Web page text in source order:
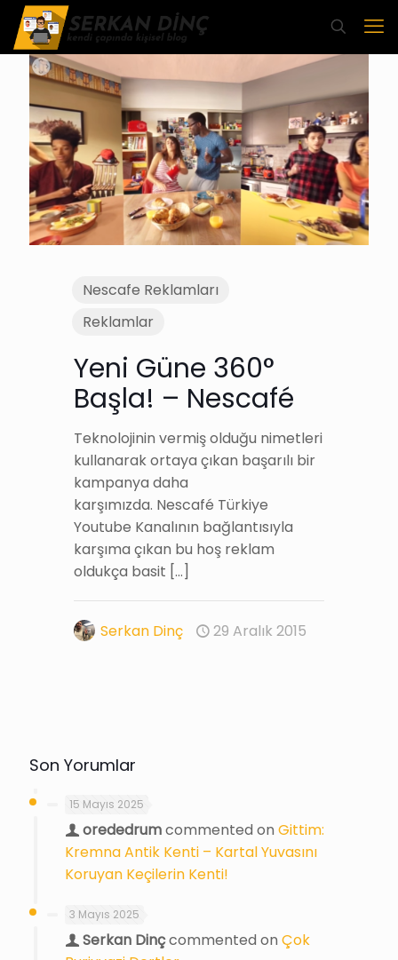
Nescafe Reklamları
Reklamlar
Yeni Güne 360°
Başla! – Nescafé
Teknolojinin vermiş olduğu nimetleri
kullanarak ortaya çıkan başarılı bir
kampanya daha
karşımızda. Nescafé Türkiye
Youtube Kanalının bağlantısıyla
karşıma çıkan bu hoş reklam
oldukça basit […]
Serkan Dinç 29 Aralık 2015
Son Yorumlar
15 Mayıs 2025
orededrumcommented on Gittim:
Kremna Antik Kenti – Kartal Yuvasını
Koruyan Keçilerin Kenti!
3 Mayıs 2025
Serkan Dinçcommented on Çok